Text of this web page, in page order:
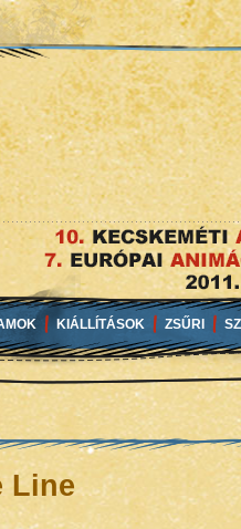
KIÁLLÍTÁSOK ZSŰRI
Line